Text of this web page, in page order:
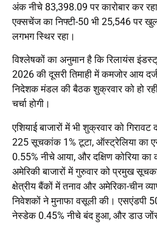
अंक नीचे 83,398.09 पर कारोबार कर
एक्सचेंज का निफ्टी-50 भी 25,546 पर
लगभग स्थिर रहा।
विश्लेषकों का अनुमान है कि रिलायंस
2026 की दूसरी तिमाही में कमजोर आय
निदेशक मंडल की बैठक शुक्रवार को हो रही
चर्चा होगी।
एशियाई बाजारों में भी शुक्रवार को
225 सूचकांक 1% टूटा, ऑस्ट्रेलिया का
0.55% नीचे आया, और दक्षिण कोरिया
अमेरिकी बाजारों में गुरुवार को प्रमुख
क्षेत्रीय बैंकों में तनाव और अमेरिका-चीन
निवेशकों ने मुनाफा वसूली की। एसएंडपी
नेस्डेक 0.45% नीचे बंद हुआ, और डाउ